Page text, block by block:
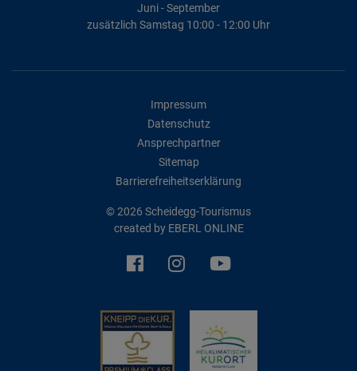
Juni - September
zusätzlich Samstag 10:00 - 12:00 Uhr
Impressum
Datenschutz
Ansprechpartner
Sitemap
Barrierefreiheitserklärung
© 2026 Scheidegg-Tourismus
created by EBERL ONLINE